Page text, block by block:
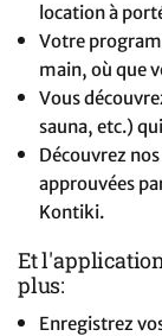
location à
Votre
main, où que
Vous
sauna, etc.)
Découvrez
approuvées
Kontiki.
Et
plus:
Enregistrez